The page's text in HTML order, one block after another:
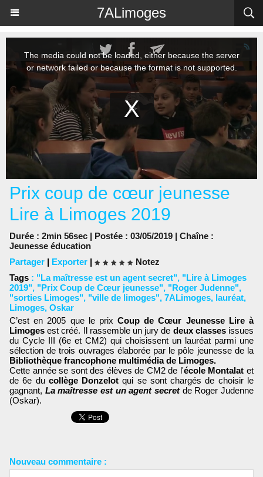
7ALimoges
Prix coup de cœur jeunesse
Lire à Limoges 2019
Durée : 2min 56sec | Postée : 03/05/2019 | Chaîne :
Jeunesse éducation
Partager | Exporter |
Notez
Tags : "La maîtresse est un agent secret", "Lire à Limoges
2019", "Prix Coup de Cœur jeunesse", "Roger Judenne",
"sorties Limoges", "ville de limoges", 7ALimoges, lauréat,
Limoges, Oskar
C’est en 2005 que le prixCoup de Cœur Jeunesse Lire à
Limogesest créé. Il rassemble un jury de deux classesissues
du Cycle III (6e et CM2) qui choisissent un lauréat parmi une
sélection de trois ouvrages élaborée par le pôle jeunesse de la
Bibliothèque francophone multimédia de Limoges.
Cette année se sont des élèves de CM2 de l'école Montalat et
de 6e du collège Donzelotqui se sont chargés de choisir le
gagnant, La maîtresse est un agent secret de Roger Judenne
(Oskar).
Nouveau commentaire :